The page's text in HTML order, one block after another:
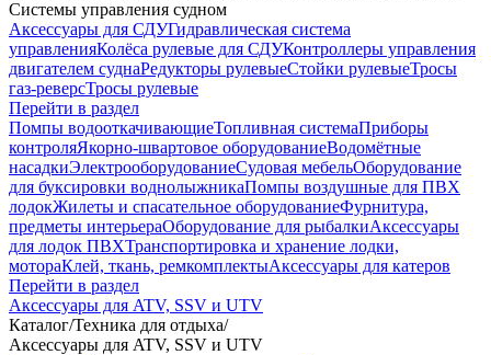
Системы управления судном
Аксессуары для СДУГидравлическая система
управленияКолёса рулевые для СДУКонтроллеры управления
двигателем суднаРедукторы рулевыеСтойки рулевыеТросы
газ-реверсТросы рулевые
Перейти в раздел
Помпы водооткачивающиеТопливная системаПриборы
контроляЯкорно-швартовое оборудованиеВодомётные
насадкиЭлектрооборудованиеСудовая мебельОборудование
для буксировки воднолыжникаПомпы воздушные для ПВХ
лодокЖилеты и спасательное оборудованиеФурнитура,
предметы интерьераОборудование для рыбалкиАксессуары
для лодок ПВХТранспортировка и хранение лодки,
мотораКлей, ткань, ремкомплектыАксессуары для катеров
Перейти в раздел
Аксессуары для ATV, SSV и UTV
Каталог/Техника для отдыха/
Аксессуары для ATV, SSV и UTV